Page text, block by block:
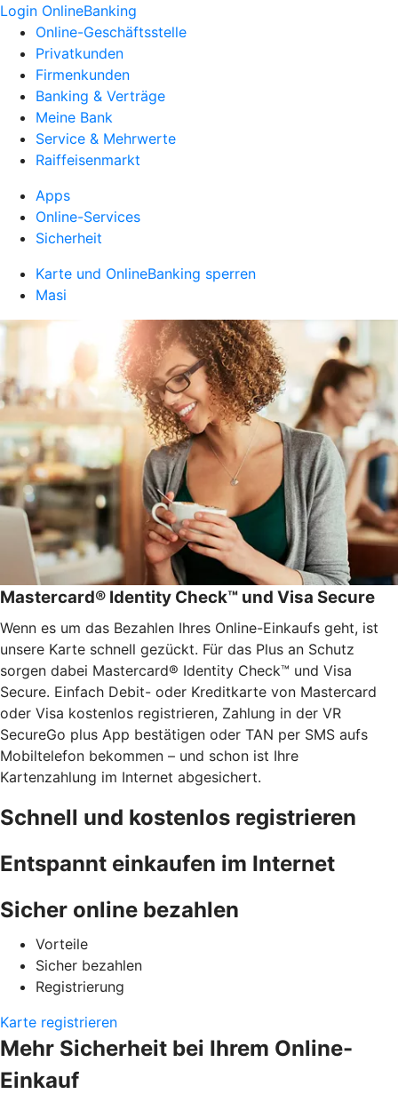
Login OnlineBanking
Online-Geschäftsstelle
Privatkunden
Firmenkunden
Banking & Verträge
Meine Bank
Service & Mehrwerte
Raiffeisenmarkt
Apps
Online-Services
Sicherheit
Karte und OnlineBanking sperren
Masi
Mastercard® Identity Check™ und Visa Secure
Wenn es um das Bezahlen Ihres Online-Einkaufs geht, ist
unsere Karte schnell gezückt. Für das Plus an Schutz
sorgen dabei Mastercard® Identity Check™ und Visa
Secure. Einfach Debit- oder Kreditkarte von Mastercard
oder Visa kostenlos registrieren, Zahlung in der VR
SecureGo plus App bestätigen oder TAN per SMS aufs
Mobiltelefon bekommen – und schon ist Ihre
Kartenzahlung im Internet abgesichert.
Schnell und kostenlos registrieren
Entspannt einkaufen im Internet
Sicher online bezahlen
Vorteile
Sicher bezahlen
Registrierung
Karte registrieren
Mehr Sicherheit bei Ihrem Online-
Einkauf